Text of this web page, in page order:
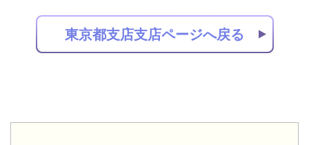
東京都支店支店ページへ戻る